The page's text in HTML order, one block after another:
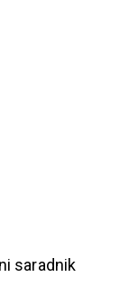
saradnik